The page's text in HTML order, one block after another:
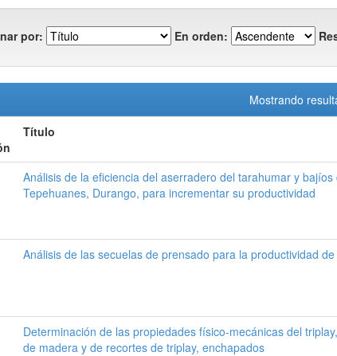
por: En orden:
Mostrando
Título
Análisis de la eficiencia del aserradero del tarahumar y bajíos
Tepehuanes, Durango, para incrementar su productividad
Análisis de las secuelas de prensado para la productividad
Determinación de las propiedades físico-mecánicas del
de madera y de recortes de triplay, enchapados